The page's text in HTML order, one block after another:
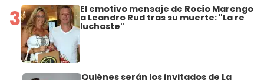
3 El emotivo mensaje de Rocío Marengo
a Leandro Rud tras su muerte: "La re
luchaste"
Quiénes serán los invitados de La